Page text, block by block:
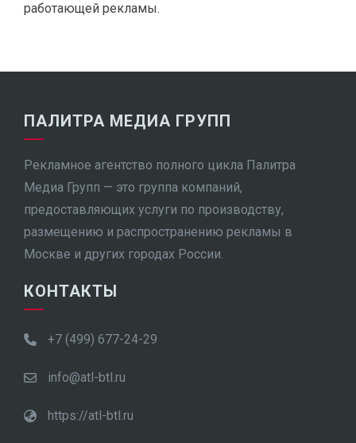
работающей рекламы.
ПАЛИТРА МЕДИА ГРУПП
Рекламное агентство полного цикла Палитра
Медиа Групп — это группа компаний,
предоставляющих услуги по производству,
размещению и распространению рекламы в
Москве и других городах России.
КОНТАКТЫ
+7 (499) 677-24-29
info@atl-btl.ru
https://atl-btl.ru